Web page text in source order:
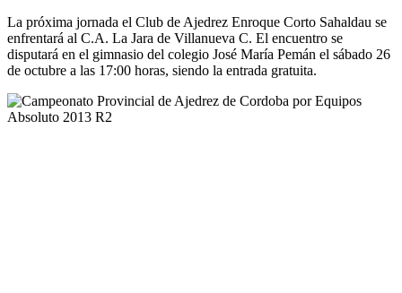
La próxima jornada el Club de Ajedrez Enroque Corto Sahaldau se
enfrentará al C.A. La Jara de Villanueva C. El encuentro se
disputará en el gimnasio del colegio José María Pemán el sábado 26
de octubre a las 17:00 horas, siendo la entrada gratuita.